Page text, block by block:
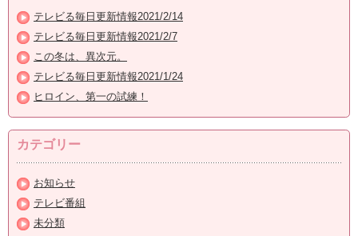
テレビる毎日更新情報2021/2/14
テレビる毎日更新情報2021/2/7
この冬は、異次元。
テレビる毎日更新情報2021/1/24
ヒロイン、第一の試練！
カテゴリー
お知らせ
テレビ番組
未分類